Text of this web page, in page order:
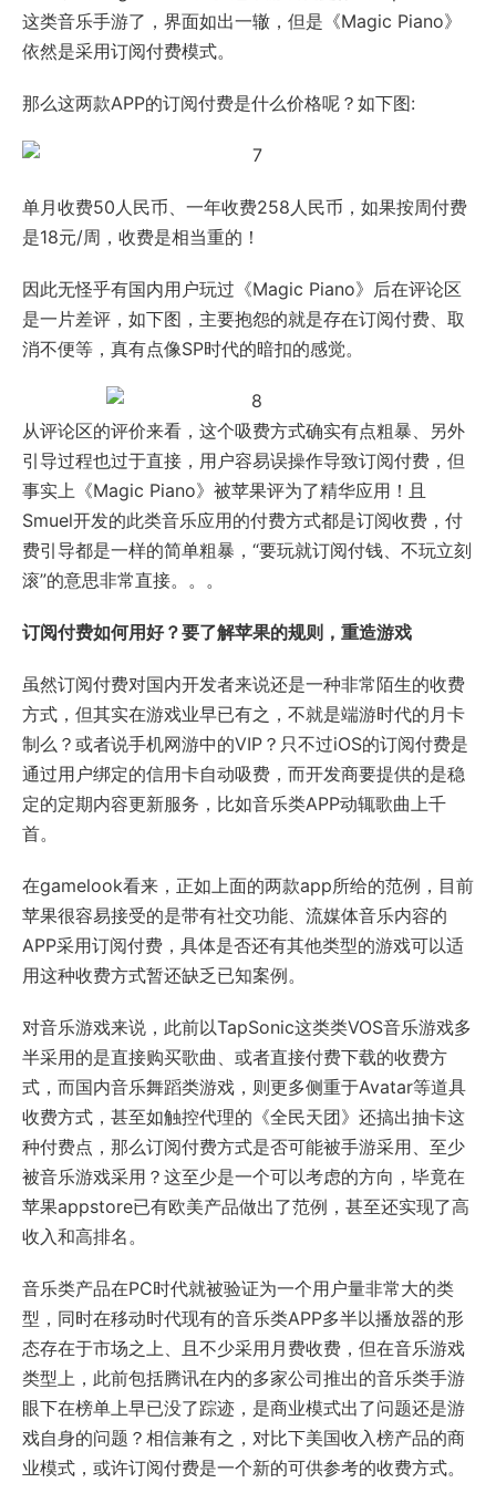
这类音乐手游了，界面如出一辙，但是《Magic Piano》
依然是采用订阅付费模式。
那么这两款APP的订阅付费是什么价格呢？如下图:
单月收费50人民币、一年收费258人民币，如果按周付费
是18元/周，收费是相当重的！
因此无怪乎有国内用户玩过《Magic Piano》后在评论区
是一片差评，如下图，主要抱怨的就是存在订阅付费、取
消不便等，真有点像SP时代的暗扣的感觉。
从评论区的评价来看，这个吸费方式确实有点粗暴、另外
引导过程也过于直接，用户容易误操作导致订阅付费，但
事实上《Magic Piano》被苹果评为了精华应用！且
Smuel开发的此类音乐应用的付费方式都是订阅收费，付
费引导都是一样的简单粗暴，“要玩就订阅付钱、不玩立刻
滚”的意思非常直接。。。
订阅付费如何用好？要了解苹果的规则，重造游戏
虽然订阅付费对国内开发者来说还是一种非常陌生的收费
方式，但其实在游戏业早已有之，不就是端游时代的月卡
制么？或者说手机网游中的VIP？只不过iOS的订阅付费是
通过用户绑定的信用卡自动吸费，而开发商要提供的是稳
定的定期内容更新服务，比如音乐类APP动辄歌曲上千
首。
在gamelook看来，正如上面的两款app所给的范例，目前
苹果很容易接受的是带有社交功能、流媒体音乐内容的
APP采用订阅付费，具体是否还有其他类型的游戏可以适
用这种收费方式暂还缺乏已知案例。
对音乐游戏来说，此前以TapSonic这类类VOS音乐游戏多
半采用的是直接购买歌曲、或者直接付费下载的收费方
式，而国内音乐舞蹈类游戏，则更多侧重于Avatar等道具
收费方式，甚至如触控代理的《全民天团》还搞出抽卡这
种付费点，那么订阅付费方式是否可能被手游采用、至少
被音乐游戏采用？这至少是一个可以考虑的方向，毕竟在
苹果appstore已有欧美产品做出了范例，甚至还实现了高
收入和高排名。
音乐类产品在PC时代就被验证为一个用户量非常大的类
型，同时在移动时代现有的音乐类APP多半以播放器的形
态存在于市场之上、且不少采用月费收费，但在音乐游戏
类型上，此前包括腾讯在内的多家公司推出的音乐类手游
眼下在榜单上早已没了踪迹，是商业模式出了问题还是游
戏自身的问题？相信兼有之，对比下美国收入榜产品的商
业模式，或许订阅付费是一个新的可供参考的收费方式。